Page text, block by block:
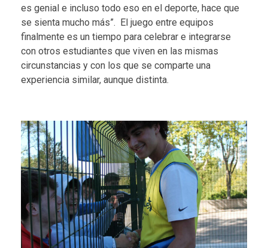
es genial e incluso todo eso en el deporte, hace que
se sienta mucho más”. El juego entre equipos
finalmente es un tiempo para celebrar e integrarse
con otros estudiantes que viven en las mismas
circunstancias y con los que se comparte una
experiencia similar, aunque distinta.